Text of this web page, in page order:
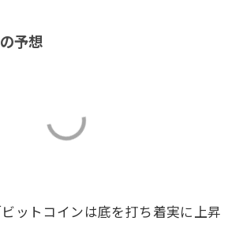
予想
ットコインは底を打ち着実に上昇